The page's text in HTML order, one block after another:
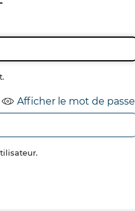
Afficher le mot de passe